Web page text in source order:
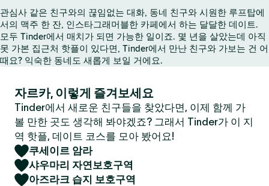
관심사 같은 친구와의 끊임없는 대화, 동네 친구와 시원한 루프탑에
서의 맥주 한 잔, 인스타그래머블한 카페에서 하는 달달한 데이트.
모두 Tinder에서 매치가 되면 가능한 일이죠. 몇 년을 살았는데 아직
못 가본 집근처 핫플이 있다면, Tinder에서 만난 친구와 가보는 건 어
때요? 익숙한 동네도 새롭게 보일 거에요.
자르카, 이렇게 즐겨보세요
Tinder에서 새로운 친구들을 찾았다면, 이제 함께 가
볼 만한 곳도 생각해 봐야겠죠? 그래서 Tinder가 이 지
역 핫플, 데이트 코스를 모아 봤어요!
쿠세이르 암라
샤우마리 자연보호구역
아즈라크 습지 보호구역